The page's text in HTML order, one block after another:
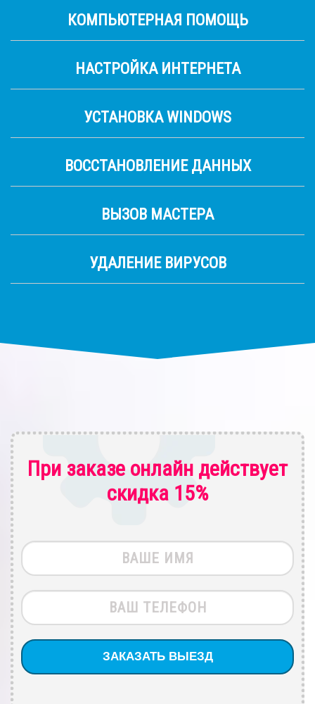
КОМПЬЮТЕРНАЯ ПОМОЩЬ
НАСТРОЙКА ИНТЕРНЕТА
УСТАНОВКА WINDOWS
ВОССТАНОВЛЕНИЕ ДАННЫХ
ВЫЗОВ МАСТЕРА
УДАЛЕНИЕ ВИРУСОВ
При заказе онлайн действует
скидка 15%